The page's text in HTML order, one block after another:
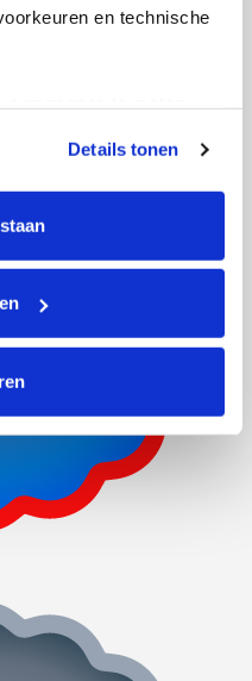
en technische
elk moment wijzigen of
onderaan de pagina. De
tabblad “details”.
Details tonen